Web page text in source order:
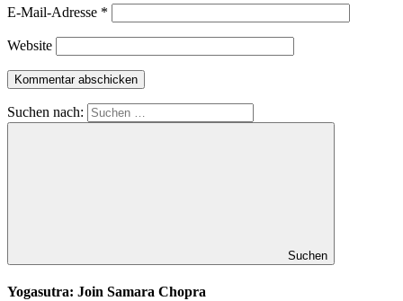
E-Mail-Adresse *
Website
Suchen nach:
Suchen
Yogasutra: Join Samara Chopra